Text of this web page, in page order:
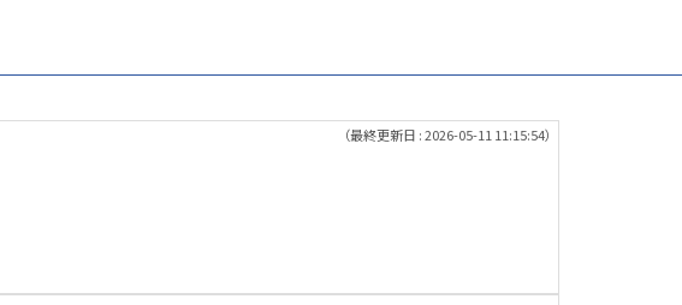
（最終更新日 : 2026-05-11 11:15:54）